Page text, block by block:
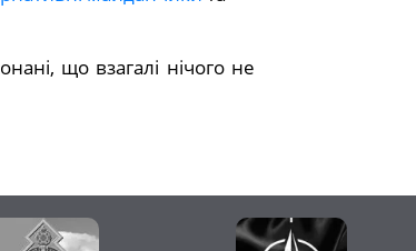
що взагалі нічого не